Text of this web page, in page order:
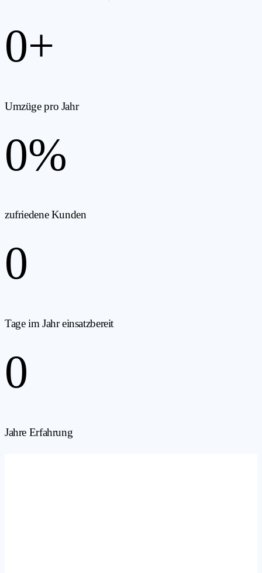
0+
Umzüge pro Jahr
0%
zufriedene Kunden
0
Tage im Jahr einsatzbereit
0
Jahre Erfahrung